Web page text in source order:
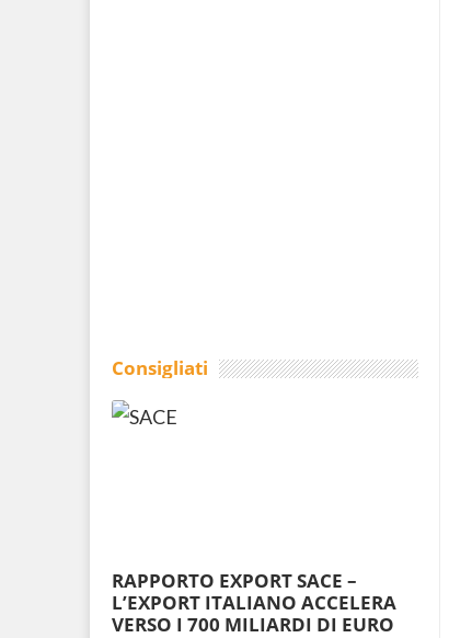
Consigliati
RAPPORTO EXPORT SACE –
L’EXPORT ITALIANO ACCELERA
VERSO I 700 MILIARDI DI EURO